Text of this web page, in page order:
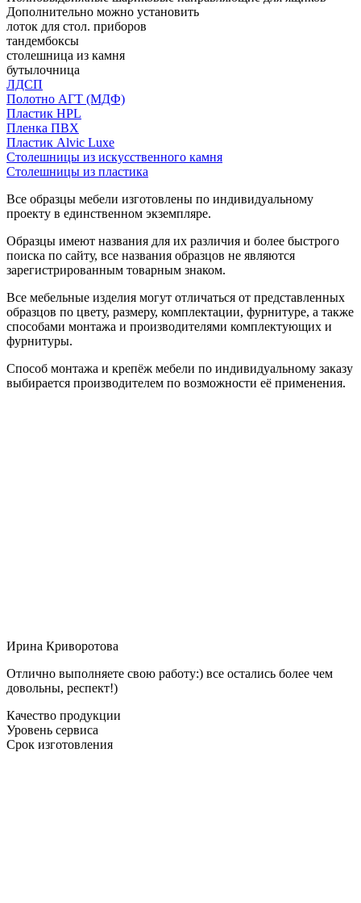
Дополнительно можно установить
лоток для стол. приборов
тандембоксы
столешница из камня
бутылочница
ЛДСП
Полотно АГТ (МДФ)
Пластик HPL
Пленка ПВХ
Пластик Alvic Luxe
Столешницы из искусственного камня
Столешницы из пластика
Все образцы мебели изготовлены по индивидуальному
проекту в единственном экземпляре.
Образцы имеют названия для их различия и более быстрого
поиска по сайту, все названия образцов не являются
зарегистрированным товарным знаком.
Все мебельные изделия могут отличаться от представленных
образцов по цвету, размеру, комплектации, фурнитуре, а также
способами монтажа и производителями комплектующих и
фурнитуры.
Способ монтажа и крепёж мебели по индивидуальному заказу
выбирается производителем по возможности её применения.
Ирина Криворотова
Отлично выполняете свою работу:) все остались более чем
довольны, респект!)
Качество продукции
Уровень сервиса
Срок изготовления